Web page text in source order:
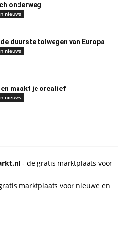
onderweg
nieuws
duurste tolwegen van Europa
nieuws
maakt je creatief
nieuws
- de gratis marktplaats voor
marktplaats voor nieuwe en